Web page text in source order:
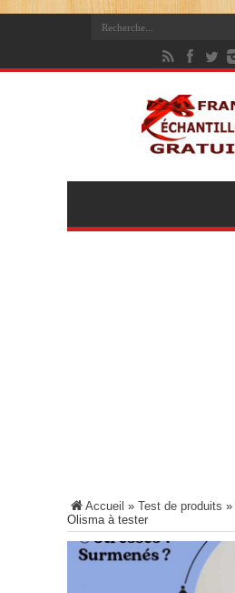
Accueil » Test de produits »
Olisma à tester